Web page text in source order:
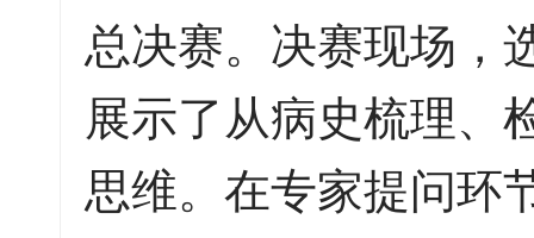
总决赛。决赛现场，
展示了从病史梳理、
思维。在专家提问环